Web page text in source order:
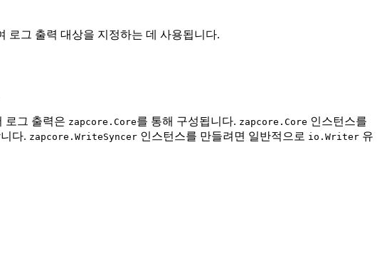
로그 출력 대상을 지정하는 데 사용됩니다.
로그 출력은 zapcore.Core를 통해 구성됩니다. zapcore.Core 인스턴스를
다. zapcore.WriteSyncer 인스턴스를 만들려면 일반적으로 io.Writer 유